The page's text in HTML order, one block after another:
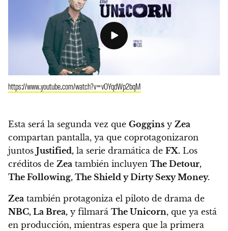
https://www.youtube.com/watch?v=vOYqdWp2bqM
Esta será la segunda vez que Goggins y Zea
compartan pantalla, ya que coprotagonizaron
juntos Justified, la serie dramática de FX. Los
créditos de Zea también incluyen The Detour,
The Following, The Shield y Dirty Sexy Money.
Zea también protagoniza el piloto de drama de
NBC, La Brea, y filmará The Unicorn, que ya está
en producción, mientras espera que la primera